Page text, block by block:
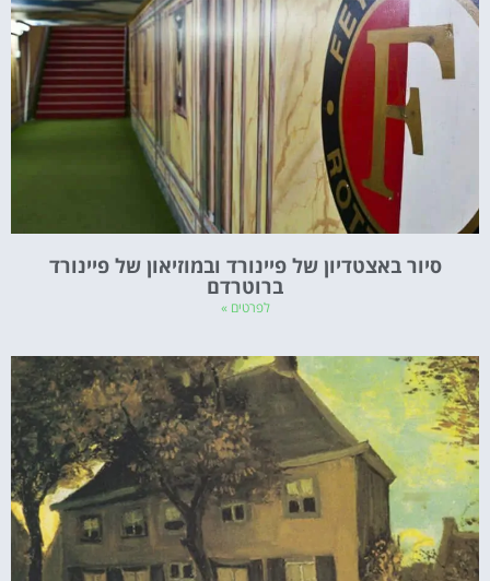
סיור באצטדיון של פיינורד ובמוזיאון של פיינורד
ברוטרדם
לפרטים »